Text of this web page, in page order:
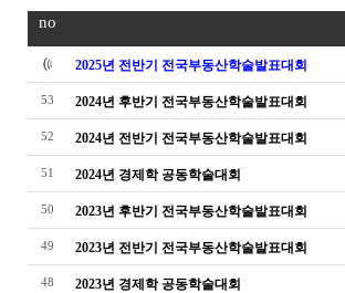
no
2025년 전반기 전국부동산학술발표대회
53 2024년 후반기 전국부동산학술발표대회
52 2024년 전반기 전국부동산학술발표대회
51 2024년 경제학 공동학술대회
50 2023년 후반기 전국부동산학술발표대회
49 2023년 전반기 전국부동산학술발표대회
48 2023년 경제학 공동학술대회